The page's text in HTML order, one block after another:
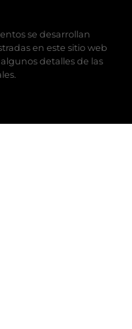
se desarrollan
en este sitio web
detalles de las